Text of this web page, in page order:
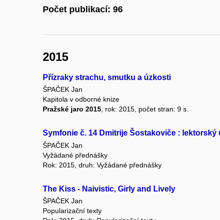
Počet publikací: 96
2015
Přízraky strachu, smutku a úzkosti
ŠPAČEK Jan
Kapitola v odborné knize
Pražské jaro 2015, rok: 2015, počet stran: 9 s.
Symfonie č. 14 Dmitrije Šostakoviče : lektorský
ŠPAČEK Jan
Vyžádané přednášky
Rok: 2015, druh: Vyžádané přednášky
The Kiss - Naivistic, Girly and Lively
ŠPAČEK Jan
Popularizační texty